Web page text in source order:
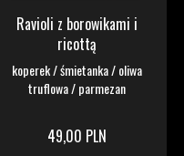
Ravioli z borowikami i
ricottą
koperek / śmietanka / oliwa
truflowa / parmezan
49,00 PLN